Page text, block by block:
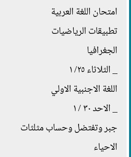
امتحان اللغة العربية
تطبيقات الرياضيات
الجغرافيا
_ الثلاثاء ٢٥/ ١
اللغة الاجنبية الاولي
_ الاحد ٣٠ / ١
جبر وتفتضل وحساب مثلثات
الاحياء